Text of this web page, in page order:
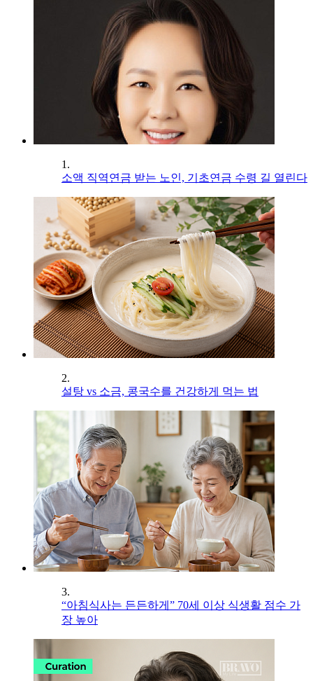
1.
소액 직역연금 받는 노인, 기초연금 수령 길 열린다
2.
설탕 vs 소금, 콩국수를 건강하게 먹는 법
3.
“아침식사는 든든하게” 70세 이상 식생활 점수 가
장 높아